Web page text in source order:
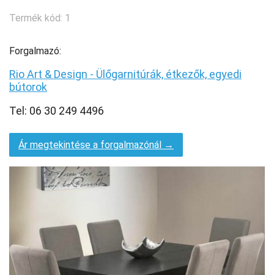
Termék kód: 1
Forgalmazó:
Rio Art & Design - Ülőgarnitúrák, étkezők, egyedi
bútorok
Tel: 06 30 249 4496
Ár megtekintése a forgalmazónál →